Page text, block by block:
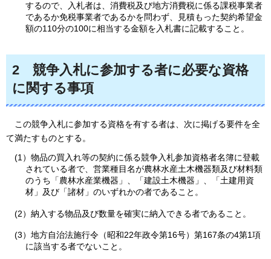
するので、入札者は、消費税及び地方消費税に係る課税事業者
であるか免税事業者であるかを問わず、見積もった契約希望金
額の110分の100に相当する金額を入札書に記載すること。
2
競争入札に参加する者に必要な資格
に関する事項
この競争入札に参加する資格を有する者は、次に掲げる要件を全
て満たすものとする。
(1）物品の買入れ等の契約に係る競争入札参加資格者名簿に登載
されている者で、営業種目名が農林水産土木機器類及び材料類
のうち「農林水産業機器」、「建設土木機器」、「土建用資
材」及び「諸材」のいずれかの者であること。
(2）納入する物品及び数量を確実に納入できる者であること。
(3）地方自治法施行令（昭和22年政令第16号）第167条の4第1項
に該当する者でないこと。